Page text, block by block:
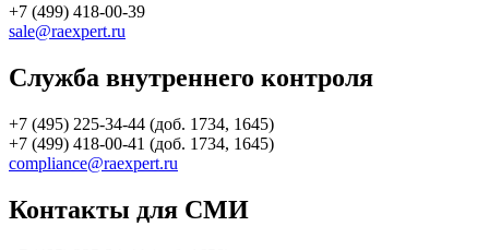
+7 (499) 418-00-39
sale@raexpert.ru
Служба внутреннего контроля
+7 (495) 225-34-44 (доб. 1734, 1645)
+7 (499) 418-00-41 (доб. 1734, 1645)
compliance@raexpert.ru
Контакты для СМИ